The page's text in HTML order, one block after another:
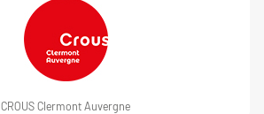
CROUS Clermont Auvergne